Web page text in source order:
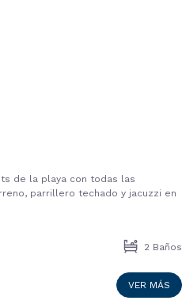
de la playa con todas las
parrillero techado y jacuzzi en
2 Baños
VER MÁS